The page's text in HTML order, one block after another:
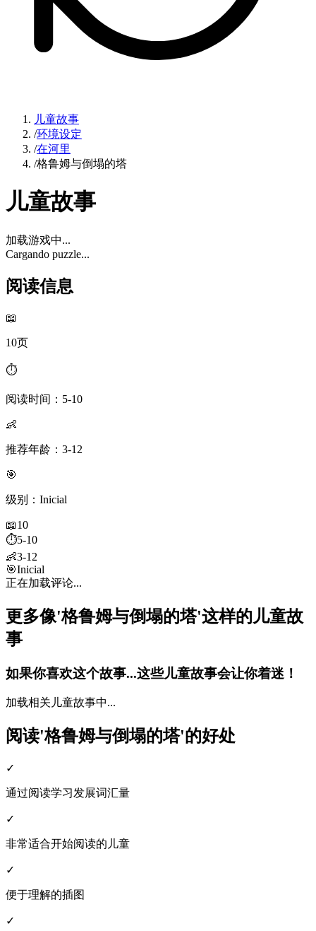
儿童故事
/环境设定
/在河里
/格鲁姆与倒塌的塔
儿童故事
加载游戏中...
Cargando puzzle...
阅读信息
📖
10页
⏱️
阅读时间：5-10
👶
推荐年龄：3-12
🎯
级别：Inicial
📖10
⏱️5-10
👶3-12
🎯Inicial
正在加载评论...
更多像'格鲁姆与倒塌的塔'这样的儿童故
事
如果你喜欢这个故事...这些儿童故事会让你着迷！
加载相关儿童故事中...
阅读'格鲁姆与倒塌的塔'的好处
✓
通过阅读学习发展词汇量
✓
非常适合开始阅读的儿童
✓
便于理解的插图
✓